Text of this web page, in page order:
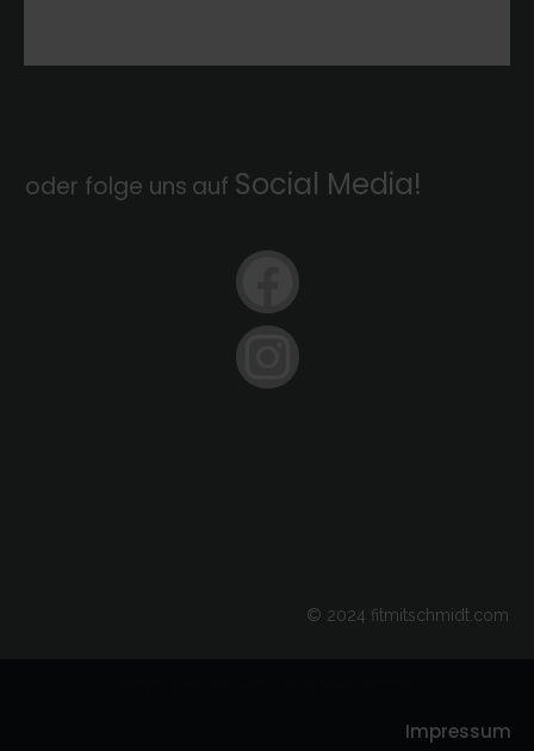
oder folge uns auf Social Media!
© 2024 fitmitschmidt.com
Impressum